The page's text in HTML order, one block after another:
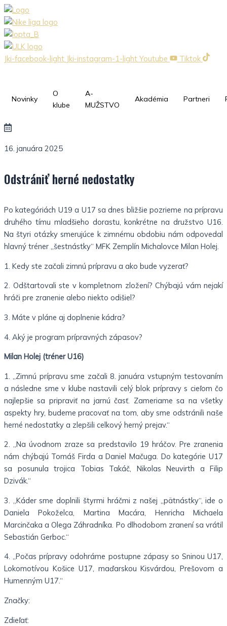
Preskočiť
na
obsah
Jki-facebook-light Jki-instagram-1-light Youtube Tiktok
Novinky
O
klube
A-
MUŽSTVO
Akadémia Partneri
16. januára 2025
Odstrániť herné nedostatky
Po kategóriách U19 a U17 sa dnes bližšie pozrieme na prípravu
druhého tímu mladšieho dorastu, konkrétne na družstvo U16.
Na štyri otázky smerujúce k zimnému obdobiu nám odpovedal
hlavný tréner „šestnástky“ MFK Zemplín Michalovce Milan Holej.
1. Kedy ste začali zimnú prípravu a ako bude vyzerať?
2. Odštartovali ste v kompletnom zložení? Chýbajú vám nejakí
hráči pre zranenie alebo niekto odišiel?
3. Máte v pláne aj doplnenie kádra?
4. Aký je program prípravných zápasov?
Milan Holej (tréner U16)
1. „Zimnú prípravu sme začali 8. januára vstupným testovaním
a následne sme v klube nastavili celý blok prípravy s cieľom čo
najlepšie sa pripraviť na jarnú časť. Zameriame sa na všetky
aspekty hry, budeme pracovať na tom, aby sme odstránili naše
herné nedostatky a zlepšili celkový herný prejav.“
2. „Na úvodnom zraze sa predstavilo 19 hráčov. Pre zranenia
nám chýbajú Tomáš Firda a Daniel Mačuga. Do kategórie U17
sa posunula trojica Tobias Takáč, Nikolas Neuvirth a Filip
Dzivák.“
3. „Káder sme doplnili štyrmi hráčmi z našej „pätnástky“, ide o
Daniela Pokoželca, Martina Macára, Henricha Michaela
Marcinčaka a Olega Záhradníka. Po dlhodobom zranení sa vrátil
Sebastián Gerboc.“
4. „Počas prípravy odohráme postupne zápasy so Sninou U17,
Lokomotívou Košice U17, maďarskou Kisvárdou, Prešovom a
Humenným U17.“
Značky:
Zdieľať: